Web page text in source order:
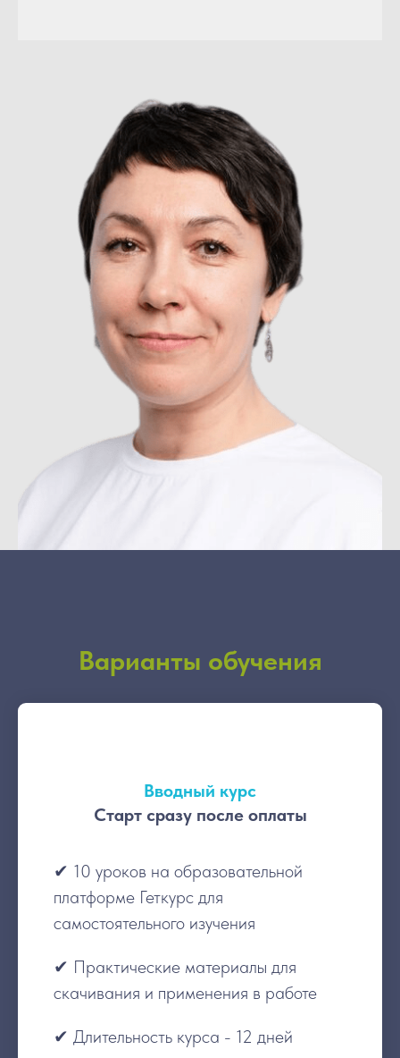
Варианты обучения
Вводный курс
Старт сразу после оплаты
✔ 10 уроков на образовательной
платформе Геткурс для
самостоятельного изучения
✔ Практические материалы для
скачивания и применения в работе
✔ Длительность курса - 12 дней